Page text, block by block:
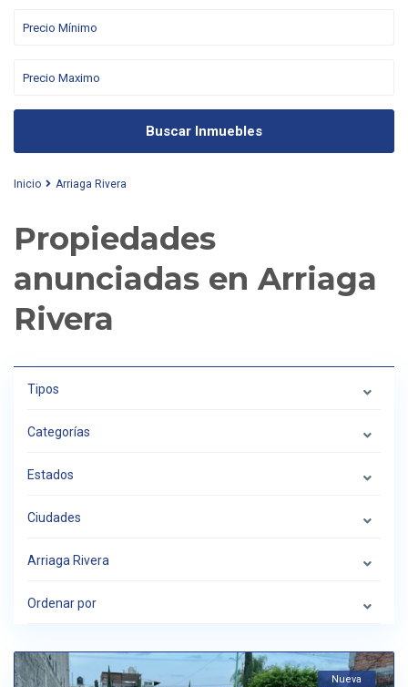
Buscar Inmuebles
Inicio Arriaga Rivera
Propiedades
anunciadas en Arriaga
Rivera
Tipos
Categorías
Estados
Ciudades
Arriaga Rivera
Ordenar por
Nueva